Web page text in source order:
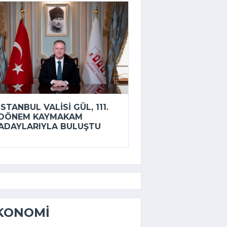
VALISI GÜL, 111.
KAYMAKAM
BULUŞTU